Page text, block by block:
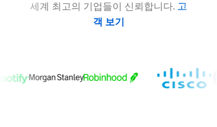
세계 최고의 기업들이 신뢰합니다. 고
객 보기